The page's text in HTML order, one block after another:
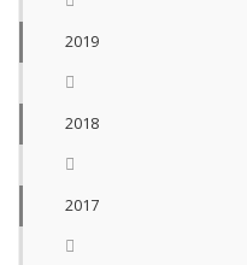
2019
2018
2017